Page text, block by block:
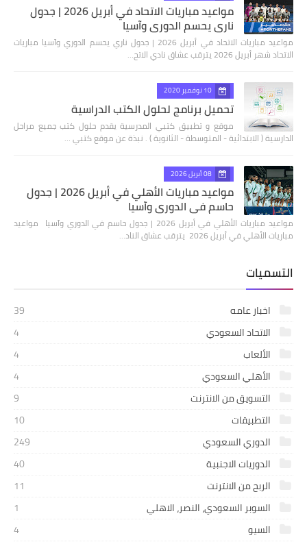
مواعيد مباريات الاتحاد في أبريل 2026 | جدول
ناري يحسم الدوري وآسيا
مواعيد مباريات الاتحاد في أبريل 2026 | جدول ناري يحسم الدوري وآسيا مباريات
الاتحاد شهر أبريل 2026 يترقب عشاق نادي الاتح…
10 نوفمبر 2020
تحميل برنامج لحلول الكتب الدراسية
موقع و تطبيق كتبي المدرسية يقدم حلول كتب جميع مراحل
الدارسية ( الابتدائية - المتوسطة - الثانوية ) . نبذة عن موقع كتبي …
08 أبريل 2026
مواعيد مباريات الأهلي في أبريل 2026 | جدول
حاسم في الدوري وآسيا
مواعيد مباريات الأهلي في أبريل 2026 | جدول حاسم في الدوري وآسيا مواعيد
مباريات الأهلي في أبريل 2026 يترقب عشاق الناد…
التسميات
اخبار عامه
39
الاتحاد السعودي
4
الألعاب
4
الأهلي السعودي
4
التسويق من الانترنت
9
التطبيقات
10
الدوري السعودي
249
الدوريات الاجنبية
40
الربح من الانترنت
11
السوبر السعودي، النصر، الاهلي
1
السيو
4